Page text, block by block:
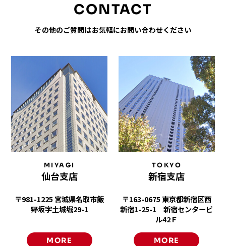
CONTACT
その他のご質問はお気軽にお問い合わせください
MIYAGI
仙台支店
〒981-1225 宮城県名取市飯
野坂字土城堀29-1
MORE
TOKYO
新宿支店
〒163-0675 東京都新宿区西
新宿1-25-1 新宿センタービ
ル42Ｆ
MORE